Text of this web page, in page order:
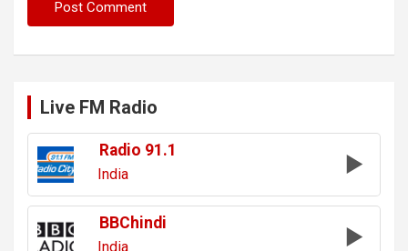
Live FM Radio
Radio 91.1
India
BBChindi
India